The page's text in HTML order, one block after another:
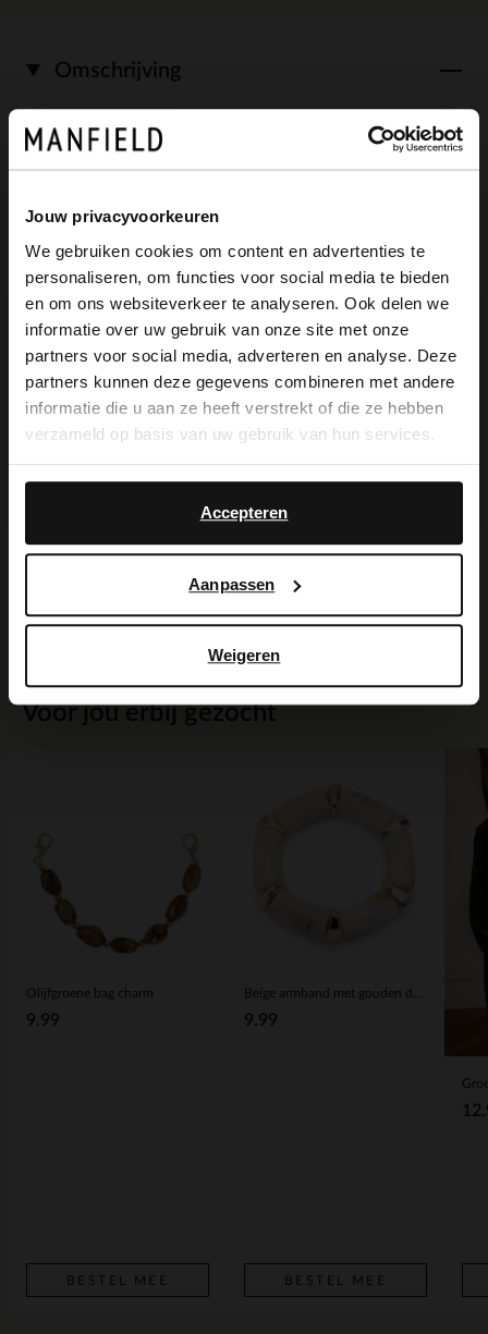
Jouw privacyvoorkeuren
We gebruiken cookies om content en advertenties te
personaliseren, om functies voor social media te bieden
en om ons websiteverkeer te analyseren. Ook delen we
informatie over uw gebruik van onze site met onze
partners voor social media, adverteren en analyse. Deze
partners kunnen deze gegevens combineren met andere
informatie die u aan ze heeft verstrekt of die ze hebben
verzameld op basis van uw gebruik van hun services.
Accepteren
Aanpassen
Weigeren
Voor jou erbij gezocht
Olijfgroene bag charm
9.99
BESTEL MEE
9.99
BESTEL MEE
Omschrijving
Beige suède slouchy enkellaarsjes met
puntige neus en een afzak design. We
adviseren als bescherming en verzorging
de suède/ nubuck spray in transparant.
Alles over dit product
×
View this website in English?
It looks like your language isn't Dutch. Would
you like to switch to English?
English